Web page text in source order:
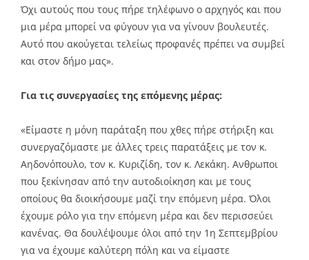
Όχι αυτούς που τους πήρε τηλέφωνο ο αρχηγός και που
μια μέρα μπορεί να φύγουν για να γίνουν βουλευτές.
Αυτό που ακούγεται τελείως προφανές πρέπει να συμβεί
και στον δήμο μας».
Για τις συνεργασίες της επόμενης μέρας:
«Είμαστε η μόνη παράταξη που χθες πήρε στήριξη και
συνεργαζόμαστε με άλλες τρεις παρατάξεις με τον κ.
Αηδονόπουλο, τον κ. Κυριζίδη, τον κ. Λεκάκη. Ανθρωποι
που ξεκίνησαν από την αυτοδιοίκηση και με τους
οποίους θα διοικήσουμε μαζί την επόμενη μέρα. Όλοι
έχουμε ρόλο για την επόμενη μέρα και δεν περισσεύει
κανένας. Θα δουλέψουμε όλοι από την 1η Σεπτεμβρίου
για να έχουμε καλύτερη πόλη και να είμαστε